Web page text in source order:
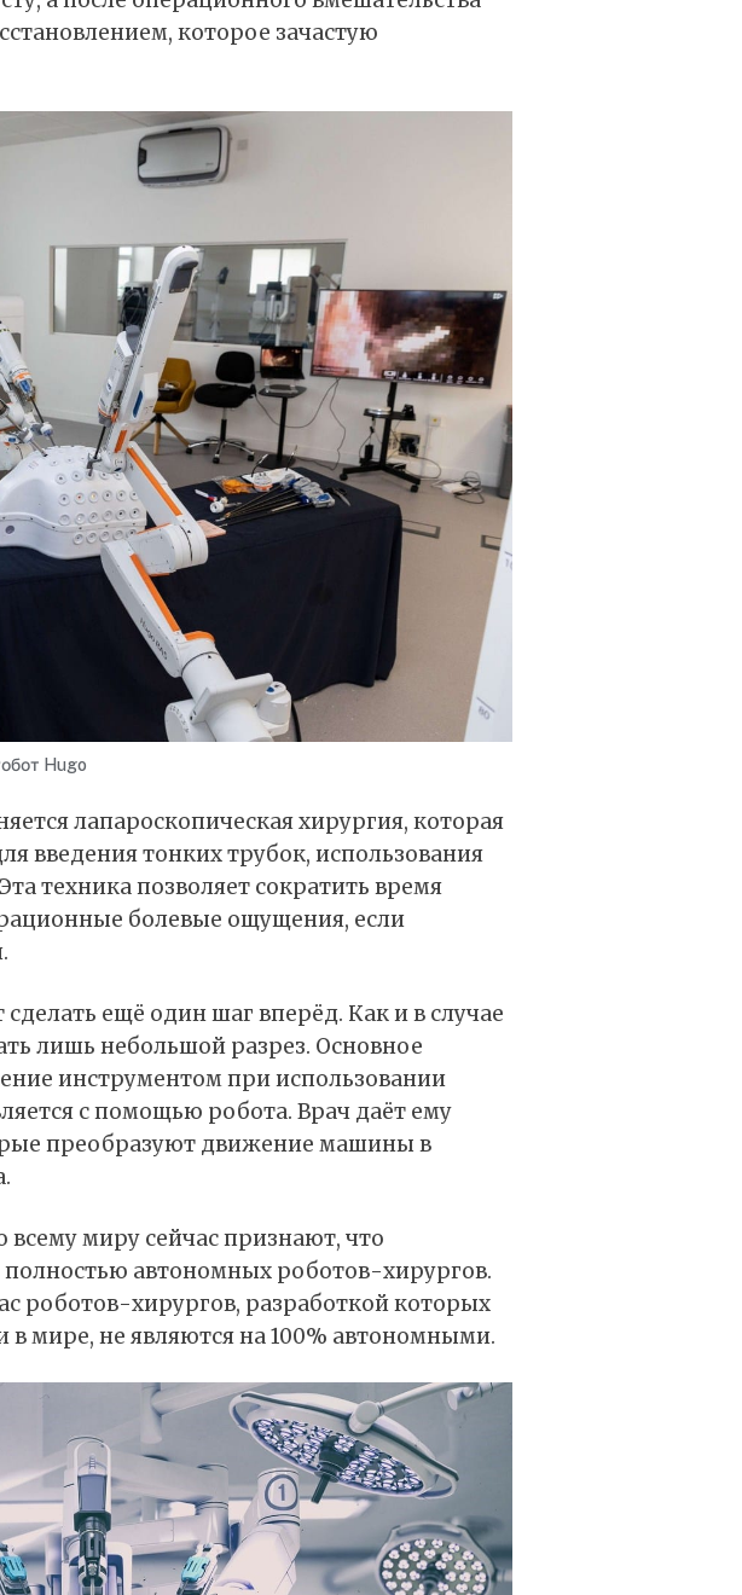
которое зачастую
Hugo
лапароскопическая хирургия, которая
введения тонких трубок, использования
техника позволяет сократить время
болевые ощущения, если
ещё один шаг вперёд. Как и в случае
лишь небольшой разрез. Основное
инструментом при использовании
с помощью робота. Врач даёт ему
преобразуют движение машины в
миру сейчас признают, что
полностью автономных роботов-хирургов.
роботов-хирургов, разработкой которых
мире, не являются на 100% автономными.